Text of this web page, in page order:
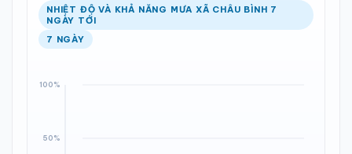
NHIỆT ĐỘ VÀ KHẢ NĂNG MƯA XÃ CHÂU BÌNH 7
NGÀY TỚI
7 NGÀY